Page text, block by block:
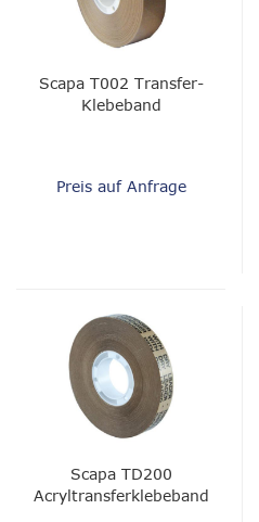
Scapa T002 Transfer-
Klebeband
Preis auf Anfrage
Scapa TD200
Acryltransferklebeband